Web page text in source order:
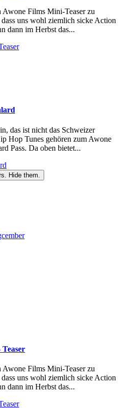
Films Mini-Teaser zu
uns wohl ziemlich sicke Action
dann im Herbst das...
das ist nicht das Schweizer
Hop Tunes gehören zum Awone
Pass. Da oben bietet...
Hide them.
Films Mini-Teaser zu
uns wohl ziemlich sicke Action
dann im Herbst das...